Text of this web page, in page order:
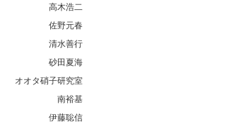
高木浩二
佐野元春
清水善行
砂田夏海
オオタ硝子研究室
南裕基
伊藤聡信